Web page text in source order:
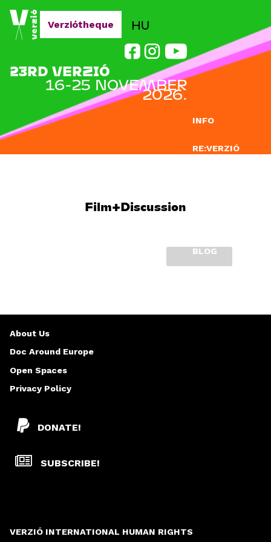
Jump to navigation
INFO
RE:VERZIÓ
BLOG
HU
23RD VERZIÓ
16-25 NOVEMBER
2026.
Verziótheque
Film+Discussion
VERZIÓ INTERNATIONAL HUMAN RIGHTS
DONATE!
SUBSCRIBE!
About Us
Doc Around Europe
Open Spaces
Privacy Policy